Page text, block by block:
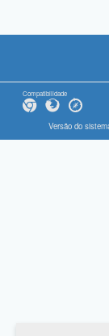
Compatibilidade
Versão do